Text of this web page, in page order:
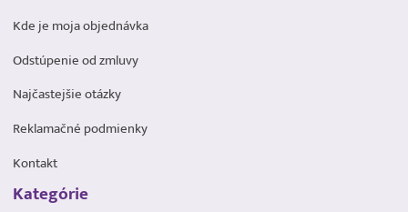
Kde je moja objednávka
Odstúpenie od zmluvy
Najčastejšie otázky
Reklamačné podmienky
Kontakt
Kategórie